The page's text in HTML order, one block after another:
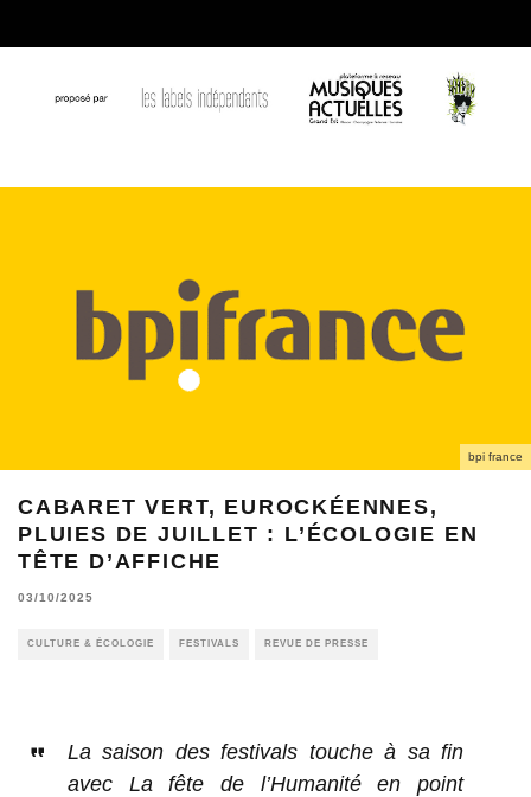
bpi france
CABARET VERT, EUROCKÉENNES,
PLUIES DE JUILLET : L’ÉCOLOGIE EN
TÊTE D’AFFICHE
03/10/2025
CULTURE & ÉCOLOGIE FESTIVALS REVUE DE PRESSE
La saison des festivals touche à sa fin
avec La fête de l’Humanité en point